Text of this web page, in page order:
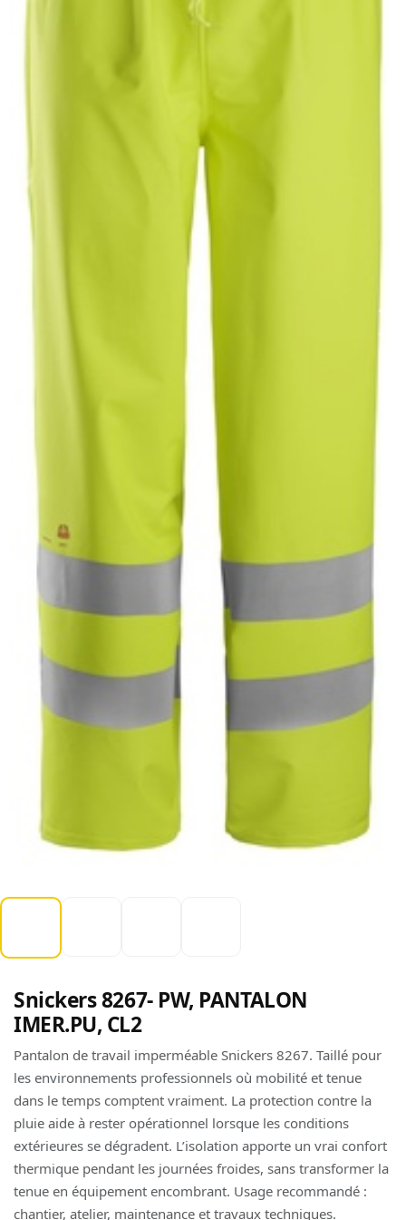
Snickers 8267- PW, PANTALON
IMER.PU, CL2
Pantalon de travail imperméable Snickers 8267. Taillé pour
les environnements professionnels où mobilité et tenue
dans le temps comptent vraiment. La protection contre la
pluie aide à rester opérationnel lorsque les conditions
extérieures se dégradent. L’isolation apporte un vrai confort
thermique pendant les journées froides, sans transformer la
tenue en équipement encombrant. Usage recommandé :
chantier, atelier, maintenance et travaux techniques.